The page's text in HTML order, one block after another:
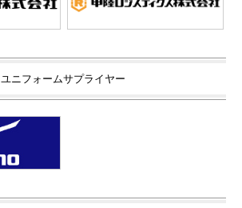
ユニフォームサプライヤー